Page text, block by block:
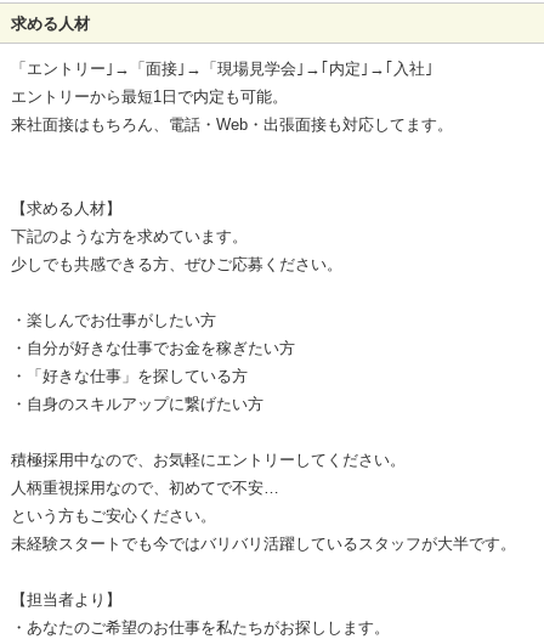
求める人材
「エントリー｣→「面接｣→「現場見学会｣→｢内定｣→｢入社｣
エントリーから最短1日で内定も可能。
来社面接はもちろん、電話・Web・出張面接も対応してます。
【求める人材】
下記のような方を求めています。
少しでも共感できる方、ぜひご応募ください。
・楽しんでお仕事がしたい方
・自分が好きな仕事でお金を稼ぎたい方
・「好きな仕事」を探している方
・自身のスキルアップに繋げたい方
積極採用中なので、お気軽にエントリーしてください。
人柄重視採用なので、初めてで不安…
という方もご安心ください。
未経験スタートでも今ではバリバリ活躍しているスタッフが大半です。
【担当者より】
・あなたのご希望のお仕事を私たちがお探しします。